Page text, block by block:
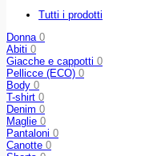
Tutti i prodotti
Donna 0
Abiti 0
Giacche e cappotti 0
Pellicce (ECO) 0
Body 0
T-shirt 0
Denim 0
Maglie 0
Pantaloni 0
Canotte 0